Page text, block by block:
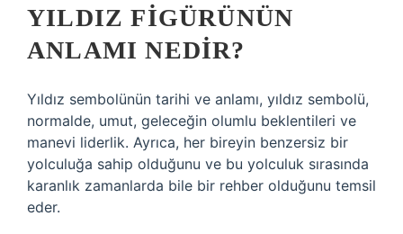
YILDIZ FIGÜRÜNÜN
ANLAMI NEDIR?
Yıldız sembolünün tarihi ve anlamı, yıldız sembolü,
normalde, umut, geleceğin olumlu beklentileri ve
manevi liderlik. Ayrıca, her bireyin benzersiz bir
yolculuğa sahip olduğunu ve bu yolculuk sırasında
karanlık zamanlarda bile bir rehber olduğunu temsil
eder.